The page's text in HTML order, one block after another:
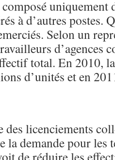
uniquement
à d’autres postes.
Selon un
d’agences
total. En 2010,
d’unités et en
des licenciements
la demande pour les
de réduire les